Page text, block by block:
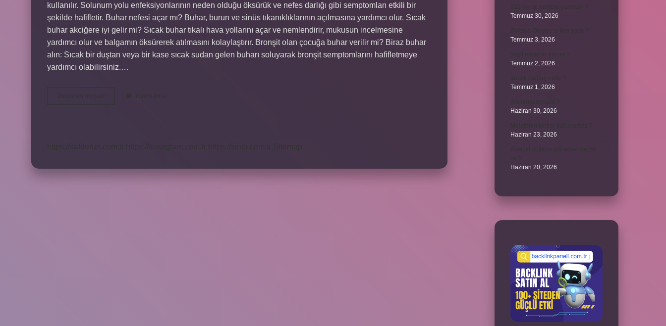
kullanılır. Solunum yolu enfeksiyonlarının neden olduğu öksürük ve nefes darlığı gibi semptomları etkili bir
şekilde hafifletir. Buhar nefesi açar mı? Buhar, burun ve sinüs tıkanıklıklarının açılmasına yardımcı olur. Sıcak
buhar akciğere iyi gelir mi? Sıcak buhar tıkalı hava yollarını açar ve nemlendirir, mukusun incelmesine
yardımcı olur ve balgamın öksürerek atılmasını kolaylaştırır. Bronşit olan çocuğa buhar verilir mi? Biraz buhar
alın: Sıcak bir duştan veya bir kase sıcak sudan gelen buharı soluyarak bronşit semptomlarını hafifletmeye
yardımcı olabilirsiniz.…
Temmuz 30, 2026
Temmuz 3, 2026
Temmuz 2, 2026
Temmuz 1, 2026
Haziran 30, 2026
Haziran 23, 2026
Haziran 20, 2026